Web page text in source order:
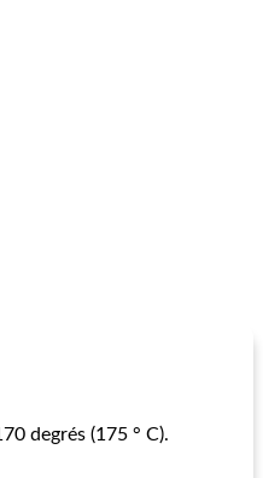
degrés (175 ° C).